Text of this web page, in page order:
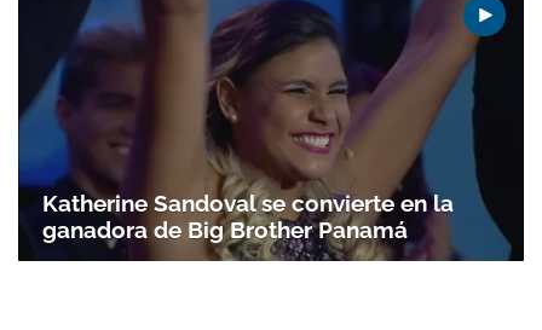
Katherine Sandoval se convierte en la
ganadora de Big Brother Panamá